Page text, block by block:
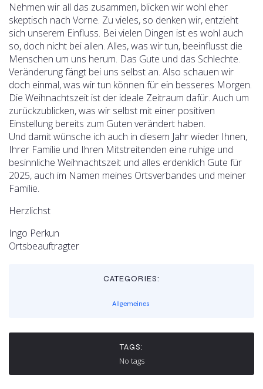
Nehmen wir all das zusammen, blicken wir wohl eher
skeptisch nach Vorne. Zu vieles, so denken wir, entzieht
sich unserem Einfluss. Bei vielen Dingen ist es wohl auch
so, doch nicht bei allen. Alles, was wir tun, beeinflusst die
Menschen um uns herum. Das Gute und das Schlechte.
Veränderung fängt bei uns selbst an. Also schauen wir
doch einmal, was wir tun können für ein besseres Morgen.
Die Weihnachtszeit ist der ideale Zeitraum dafür. Auch um
zurückzublicken, was wir selbst mit einer positiven
Einstellung bereits zum Guten verändert haben.
Und damit wünsche ich auch in diesem Jahr wieder Ihnen,
Ihrer Familie und Ihren Mitstreitenden eine ruhige und
besinnliche Weihnachtszeit und alles erdenklich Gute für
2025, auch im Namen meines Ortsverbandes und meiner
Familie.
Herzlichst
Ingo Perkun
Ortsbeauftragter
CATEGORIES:
Allgemeines
TAGS:
No tags